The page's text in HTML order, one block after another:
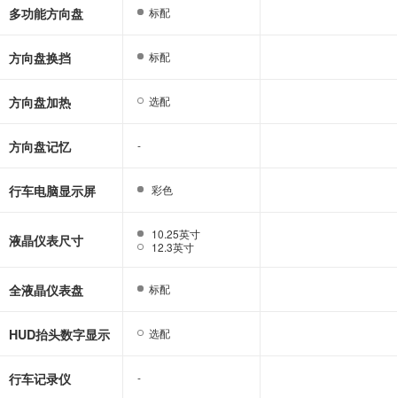
多功能方向盘 标配
方向盘换挡 标配
方向盘加热 选配
方向盘记忆 -
行车电脑显示屏 彩色
液晶仪表尺寸
10.25英寸
12.3英寸
全液晶仪表盘 标配
HUD抬头数字显示 选配
行车记录仪 -
标配
标配
选配
-
彩色
10.25英寸
12.3英寸
标配
选配
-